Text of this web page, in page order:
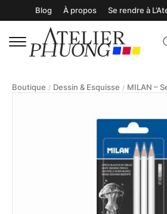
Blog À propos Se rendre à
Boutique / Dessin & Esquisse /